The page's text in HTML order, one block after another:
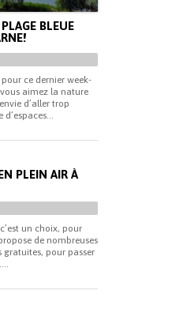
BLEUE
pour ce dernier week-
vous aimez la nature
d’aller trop
d’espaces...
PLEIN AIR À
un choix, pour
de nombreuses
pour passer